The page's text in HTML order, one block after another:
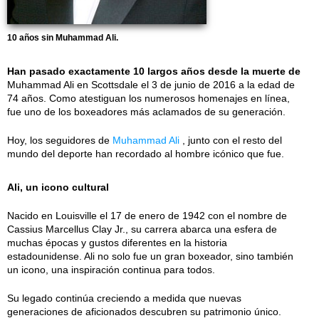
10 años sin Muhammad Ali.
Han pasado exactamente 10 largos años desde la muerte de
Muhammad Ali en Scottsdale el 3 de junio de 2016 a la edad de
74 años. Como atestiguan los numerosos homenajes en línea,
fue uno de los boxeadores más aclamados de su generación.
Hoy, los seguidores de Muhammad Ali , junto con el resto del
mundo del deporte han recordado al hombre icónico que fue.
Ali, un icono cultural
Nacido en Louisville el 17 de enero de 1942 con el nombre de
Cassius Marcellus Clay Jr., su carrera abarca una esfera de
muchas épocas y gustos diferentes en la historia
estadounidense. Ali no solo fue un gran boxeador, sino también
un icono, una inspiración continua para todos.
Su legado continúa creciendo a medida que nuevas
generaciones de aficionados descubren su patrimonio único.